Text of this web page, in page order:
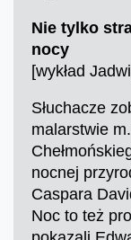
Nie tylko
nocy
[wykład
Słuchacze
malarstwie
nocnej
Caspara
Noc to też